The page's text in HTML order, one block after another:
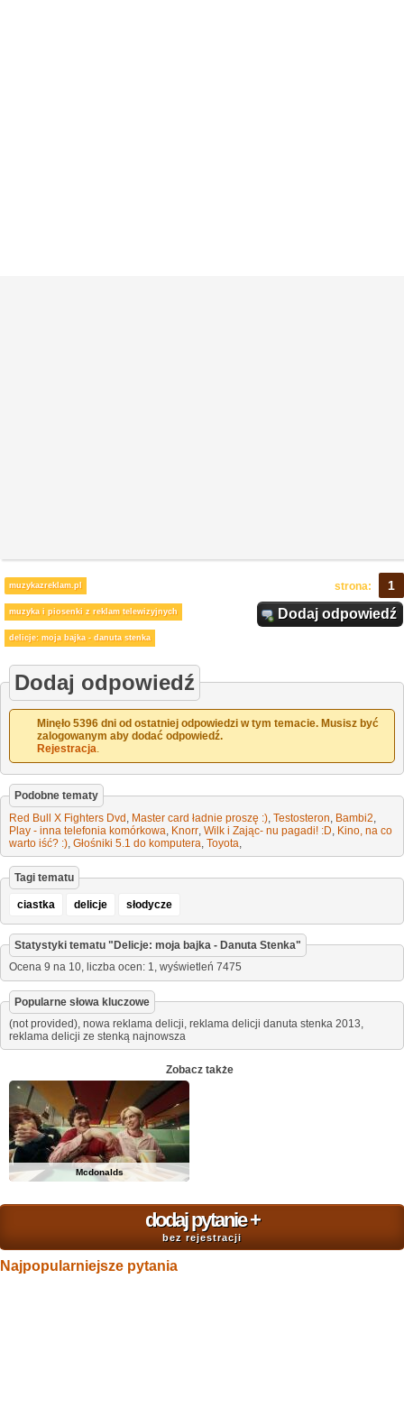
muzykazreklam.pl
muzyka i piosenki z reklam telewizyjnych
delicje: moja bajka - danuta stenka
strona: 1
Dodaj odpowiedź
Dodaj odpowiedź
Minęło 5396 dni od ostatniej odpowiedzi w tym temacie. Musisz być
zalogowanym aby dodać odpowiedź.
Rejestracja.
Podobne tematy
Red Bull X Fighters Dvd Master card ładnie proszę :) Testosteron Bambi2
Play - inna telefonia komórkowa Knorr Wilk i Zając- nu pagadi! :D Kino, na co
warto iść? :) Głośniki 5.1 do komputera Toyota
Tagi tematu
ciastka delicje słodycze
Statystyki tematu "Delicje: moja bajka - Danuta Stenka"
Ocena 9 na 10, liczba ocen: 1, wyświetleń 7475
Popularne słowa kluczowe
(not provided), nowa reklama delicji, reklama delicji danuta stenka 2013,
reklama delicji ze stenką najnowsza
Zobacz także
Mcdonalds
dodaj pytanie+
bez rejestracji
Najpopularniejsze pytania